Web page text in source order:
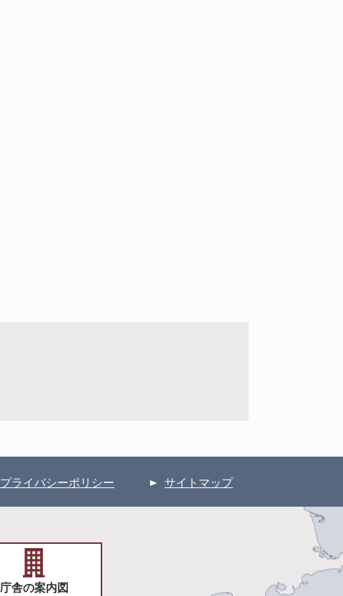
プライバシーポリシー サイトマップ
庁舎の案内図